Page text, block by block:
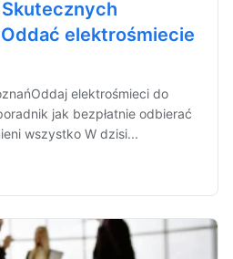
elektrośmiecie
elektrośmieci do
jak bezpłatnie odbierać
wszystko W dzisi...